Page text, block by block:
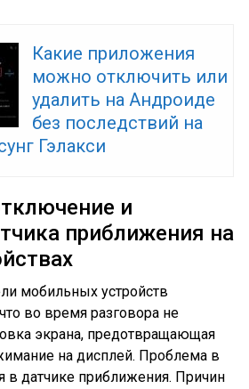
Какие приложения
можно отключить или
удалить на Андроиде
без последствий на
Гэлакси
и
приближения на
мобильных устройств
во время разговора не
экрана, предотвращающая
на дисплей. Проблема в
в датчике приближения. Причин